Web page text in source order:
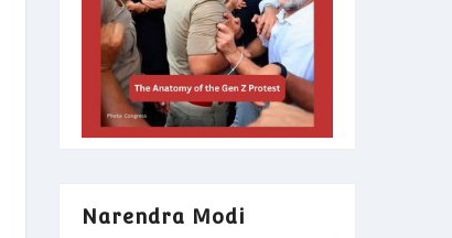
Narendra Modi